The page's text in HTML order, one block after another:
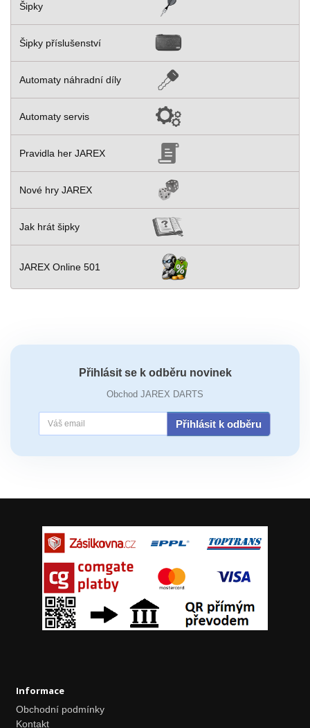
Šipky
Šipky příslušenství
Automaty náhradní díly
Automaty servis
Pravidla her JAREX
Nové hry JAREX
Jak hrát šipky
JAREX Online 501
Přihlásit se k odběru novinek
Obchod JAREX DARTS
Přihlásit k odběru
Informace
Obchodní podmínky
Kontakt